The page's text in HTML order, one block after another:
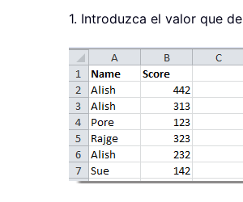
1. Introduzca el valor que